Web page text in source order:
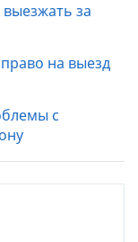
за
на выезд
с